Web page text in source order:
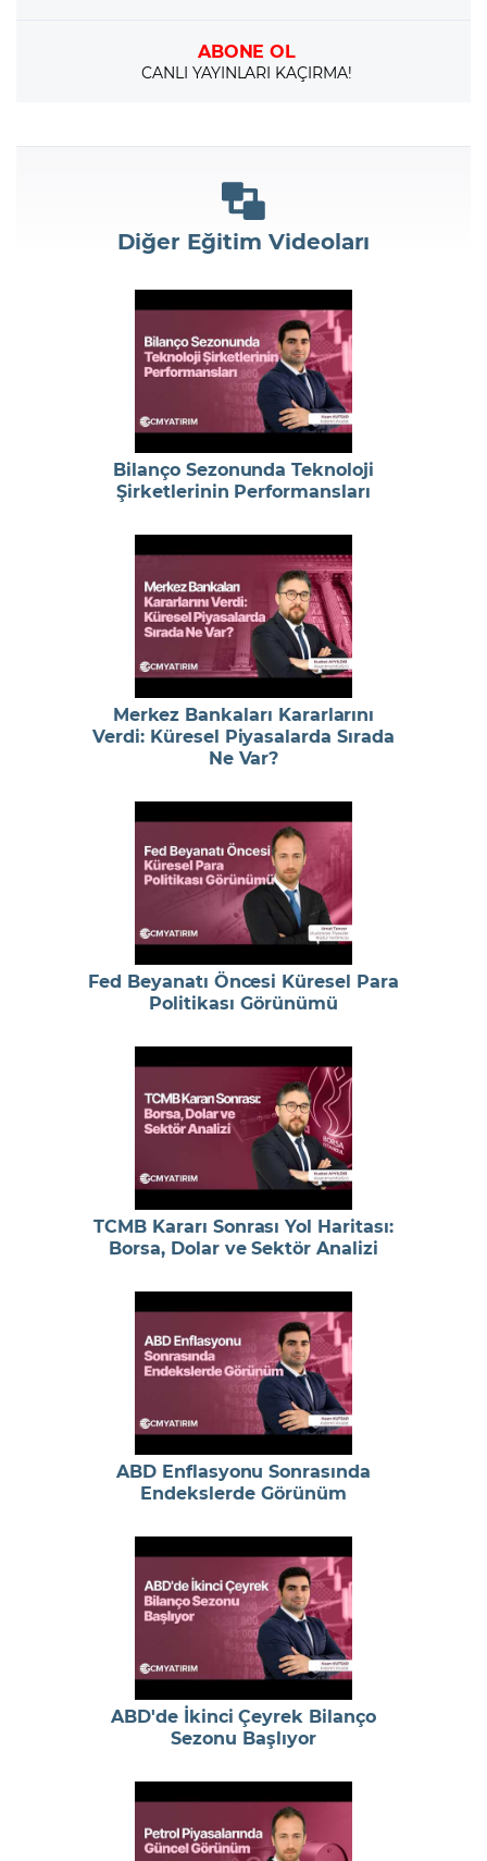
ABONE OL
CANLI YAYINLARI KAÇIRMA!
Diğer Eğitim Videoları
Bilanço Sezonunda Teknoloji
Şirketlerinin Performansları
Merkez Bankaları Kararlarını
Verdi: Küresel Piyasalarda Sırada
Ne Var?
Fed Beyanatı Öncesi Küresel Para
Politikası Görünümü
TCMB Kararı Sonrası Yol Haritası:
Borsa, Dolar ve Sektör Analizi
ABD Enflasyonu Sonrasında
Endekslerde Görünüm
ABD'de İkinci Çeyrek Bilanço
Sezonu Başlıyor